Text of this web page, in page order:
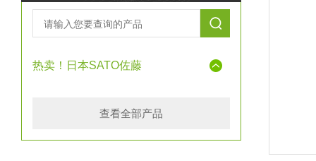
热卖！日本SATO佐藤
查看全部产品